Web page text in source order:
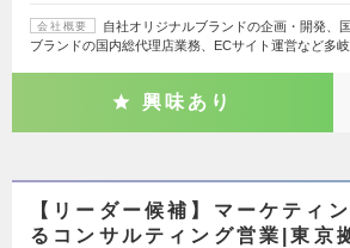
会社概要
自社オリジナルブランドの企画・開発、
ブランドの国内総代理店業務、ECサイト運営など多
興味あり
【リーダー候補】マーケティ
るコンサルティング営業|東京